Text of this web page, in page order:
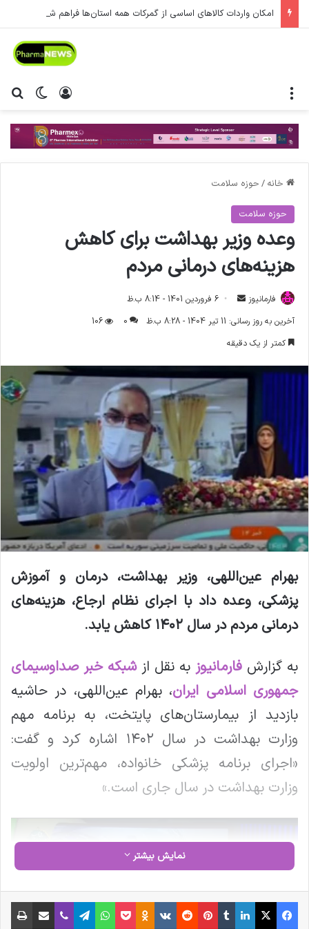
امکان واردات کالاهای اساسی از گمرکات همه استان‌ها فراهم شد.
تغییر ورود
خانه / حوزه سلامت
حوزه سلامت
وعده وزیر بهداشت برای کاهش
هزینه‌های درمانی مردم
فارمانیوز
ا
ل
ا
ی
ی
ل
6 فروردین 1401 - 8:14 ب.ظ
آخرین به روز رسانی: 11 تیر 1404 - 8:28 ب.ظ
0
106
کمتر از یک دقیقه
بهرام عین‌اللهی، وزیر بهداشت، درمان و آموزش
پزشکی، وعده داد با اجرای نظام ارجاع، هزینه‌های
درمانی مردم در سال ۱۴۰۲ کاهش یابد
.
به گزارش فارمانیوز به نقل ازشبکه خبر صداوسیمای
جمهوری اسلامی ایران، بهرام عین‌اللهی، در حاشیه
بازدید از بیمارستان‌های پایتخت، به برنامه مهم
وزارت بهداشت در سال ۱۴۰۲ اشاره کرد و گفت:
«اجرای برنامه پزشکی خانواده، مهم‌ترین اولویت
وزارت بهداشت در سال جاری است.»
نمایشگر
ویدیو
نمایش بیشتر
فیس بوک X لینکدین ‫تامبلر ‫پین‌ترست ‫رددیت ‫VKontakte
‫Odnoklassniki پاکت واتس آپ تلگرام وایبر اشتراک گذاری از طریق ایمیل